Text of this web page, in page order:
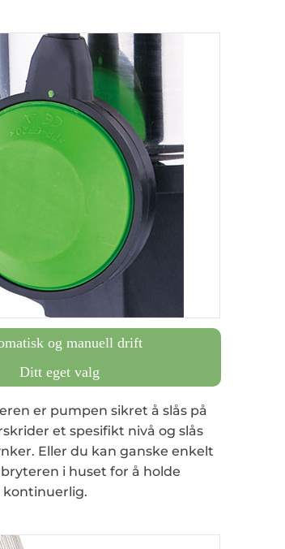
og manuell drift
Ditt eget valg
er pumpen sikret å slås på
et spesifikt nivå og slås
Eller du kan ganske enkelt
i huset for å holde